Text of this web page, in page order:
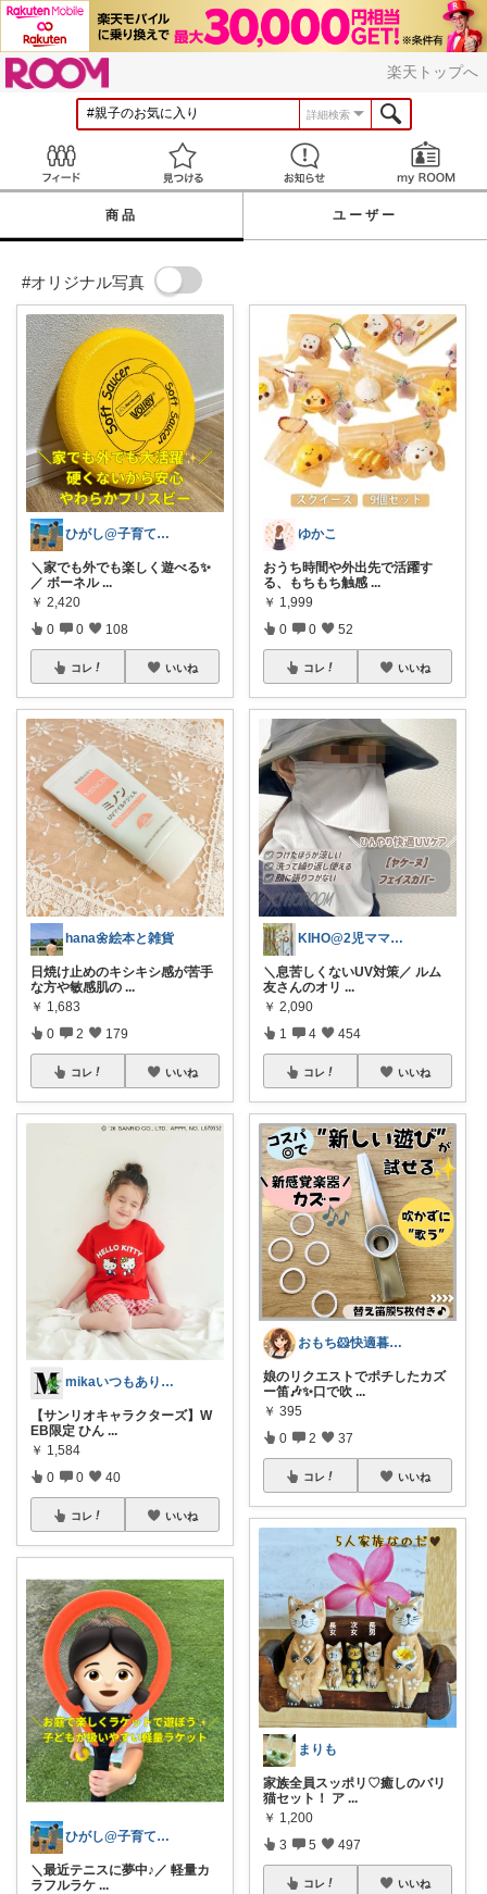
楽天トップへ
詳細検索
見つける お知らせ
商品 ユーザー
#オリジナル写真
ひがし@子育て夫婦の役立ちアイテム
＼家でも外でも楽しく遊べる✨
／ ボーネル ...
￥ 2,420
0 0 108
コレ いいね
hana🌼絵本と雑貨
日焼け止めのキシキシ感が苦手
な方や敏感肌の ...
￥ 1,683
0 2 179
コレ いいね
mikaいつもありがとうございます🩷
【サンリオキャラクターズ】W
EB限定 ひん ...
￥ 1,584
0 0 40
コレ いいね
ひがし@子育て夫婦の役立ちアイテム
＼最近テニスに夢中♪／ 軽量カ
ラフルラケ ...
ゆかこ
おうち時間や外出先で活躍す
る、もちもち触感 ...
￥ 1,999
0 0 52
コレ いいね
KIHO@2児ママ（👧小5👦小3）
＼息苦しくないUV対策／ ルム
友さんのオリ ...
￥ 2,090
1 4 454
コレ いいね
おもち🐹快適暮らし🌸オリ写🪴
娘のリクエストでポチしたカズ
ー笛🎶✨口で吹 ...
￥ 395
0 2 37
コレ いいね
まりも
家族全員スッポリ♡癒しのバリ
猫セット！ ア ...
￥ 1,200
3 5 497
コレ いいね